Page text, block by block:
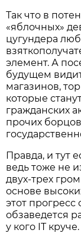
Так что в
«яблочных»
цугундера
элемент. А
будущем
магазинов,
которые
гражданских
прочих
Правда, и тут
ведь тоже не
двух-трех
основе
этот прогресс
обзаведется
у кого IT круче.